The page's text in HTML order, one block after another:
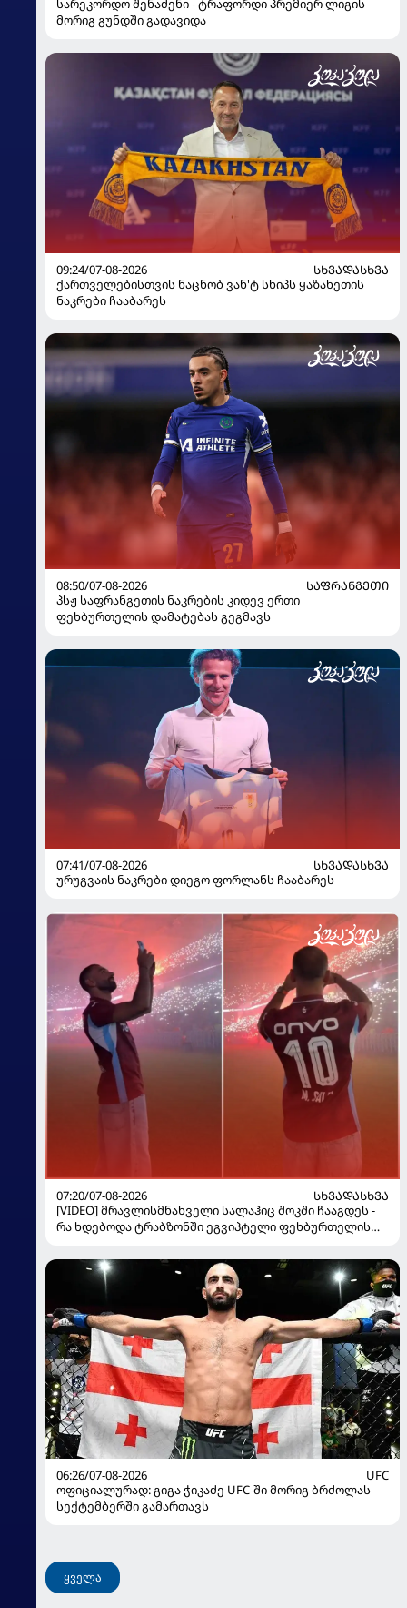
სარეკორდო შენაძენი - ტრაფორდი პრემიერ ლიგის
მორიგ გუნდში გადავიდა
09:24/07-08-2026
ᲡᲮᲕᲐᲓᲐᲡᲮᲕᲐ
ქართველებისთვის ნაცნობ ვან'ტ სხიპს ყაზახეთის
ნაკრები ჩააბარეს
08:50/07-08-2026
ᲡᲐᲤᲠᲐᲜᲒᲔᲗᲘ
პსჟ საფრანგეთის ნაკრების კიდევ ერთი
ფეხბურთელის დამატებას გეგმავს
07:41/07-08-2026
ᲡᲮᲕᲐᲓᲐᲡᲮᲕᲐ
ურუგვაის ნაკრები დიეგო ფორლანს ჩააბარეს
07:20/07-08-2026
ᲡᲮᲕᲐᲓᲐᲡᲮᲕᲐ
[VIDEO] მრავლისმნახველი სალაჰიც შოკში ჩააგდეს -
რა ხდებოდა ტრაბზონში ეგვიპტელი ფეხბურთელის
06:26/07-08-2026
UFC
ოფიციალურად: გიგა ჭიკაძე UFC-ში მორიგ ბრძოლას
სექტემბერში გამართავს
ყველა